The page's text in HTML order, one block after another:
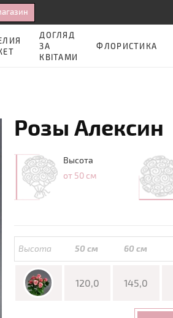
ДОГЛЯД
ЗА
КВІТАМИ
ФЛОРИСТИКА
Розы Алексин
Высота
от 50 см
Высота 50 см 60 см
120,0 145,0